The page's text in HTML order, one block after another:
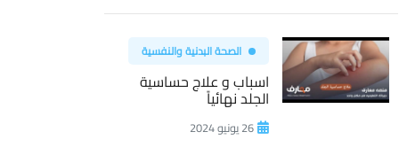
الصحة البدنية والنفسية
اسباب و علاج حساسية
الجلد نهائياً
26 يونيو 2024